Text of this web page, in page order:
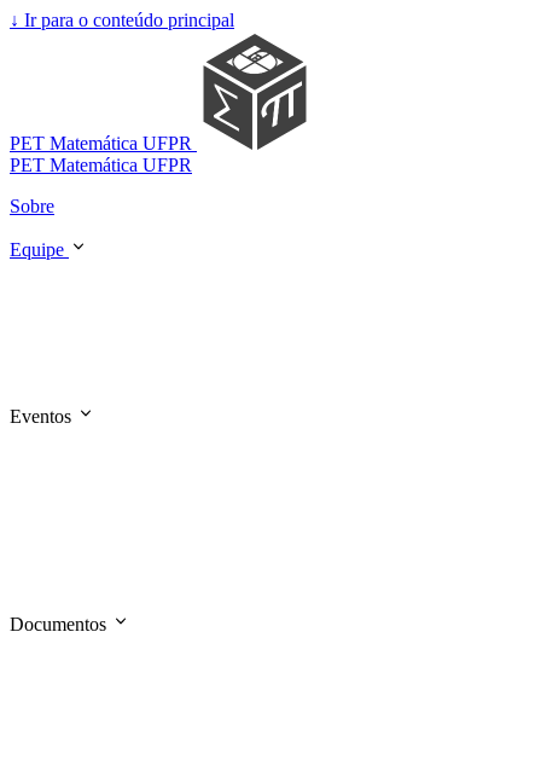
↓ Ir para o conteúdo principal
PET Matemática UFPR
PET Matemática UFPR
Sobre
Equipe
Eventos
Documentos